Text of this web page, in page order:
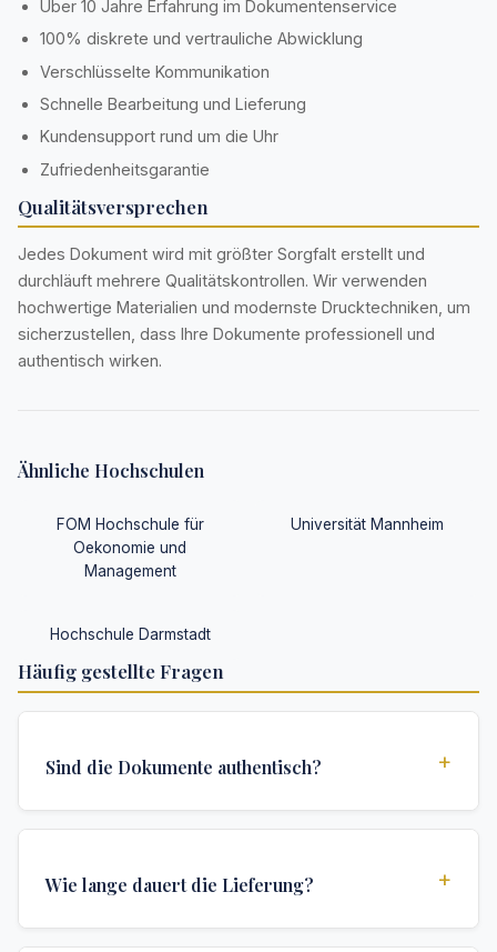
Über 10 Jahre Erfahrung im Dokumentenservice
100% diskrete und vertrauliche Abwicklung
Verschlüsselte Kommunikation
Schnelle Bearbeitung und Lieferung
Kundensupport rund um die Uhr
Zufriedenheitsgarantie
Qualitätsversprechen
Jedes Dokument wird mit größter Sorgfalt erstellt und
durchläuft mehrere Qualitätskontrollen. Wir verwenden
hochwertige Materialien und modernste Drucktechniken, um
sicherzustellen, dass Ihre Dokumente professionell und
authentisch wirken.
Ähnliche Hochschulen
FOM Hochschule für
Oekonomie und
Management
Universität Mannheim
Hochschule Darmstadt
Häufig gestellte Fragen
Sind die Dokumente authentisch? +
Sicherheitsmerkmale und Authentifizierungen, die für
Wie lange dauert die Lieferung? +